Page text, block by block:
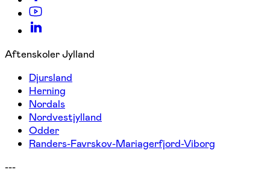
Aftenskoler Jylland
Djursland
Herning
Nordals
Nordvestjylland
Odder
Randers-Favrskov-Mariagerfjord-Viborg
---